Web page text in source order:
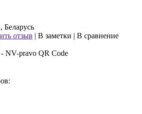
Беларусь
отзыв | В заметки | В сравнение